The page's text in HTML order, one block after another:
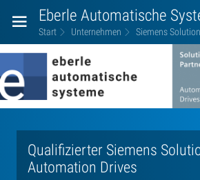
Eberle Automatische
Start Unternehmen Siemens
Siemens
Solution
Partner
Qualifizierter Siemens
Automation Drives